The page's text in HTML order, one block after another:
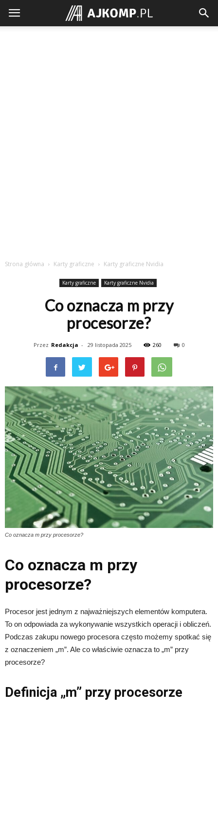
Ajkomp.pl
Strona główna Karty graficzne Karty graficzne Nvidia
Karty graficzne Karty graficzne Nvidia
Co oznacza m przy
procesorze?
Przez Redakcja - 29 listopada 2025 260 0
Co oznacza m przy procesorze?
Co oznacza m przy
procesorze?
Procesor jest jednym z najważniejszych elementów komputera.
To on odpowiada za wykonywanie wszystkich operacji i obliczeń.
Podczas zakupu nowego procesora często możemy spotkać się
z oznaczeniem „m”. Ale co właściwie oznacza to „m” przy
procesorze?
Definicja „m” przy procesorze